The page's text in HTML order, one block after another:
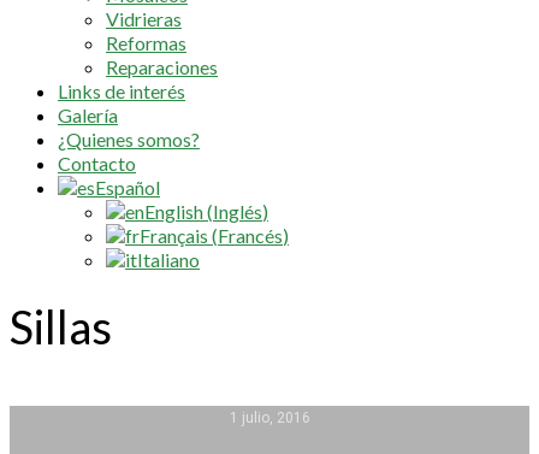
Vidrieras
Reformas
Reparaciones
Links de interés
Galería
¿Quienes somos?
Contacto
Español
English(Inglés)
Français (Francés)
Italiano
Sillas
1 julio, 2016